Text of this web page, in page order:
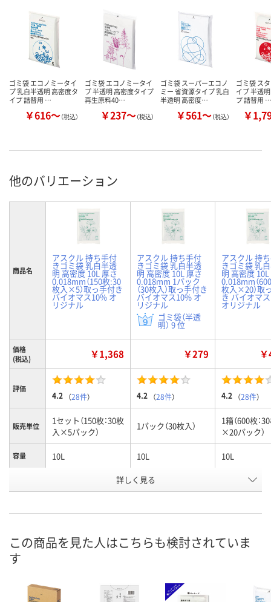
ゴミ袋 エコノミータイ
プ 乳白半透明 高密度タ
イプ 詰替用 …
￥616～（税込）
ゴミ袋 エコノミータイ
プ 半透明 高密度タイプ
再生原料40…
￥237～（税込）
ゴミ袋 スーパーエコノ
ミー 省資源タイプ 乳白
半透明 高密度…
￥561～（税込）
ゴミ袋 ス
イプ 半透
プ 詰替用 …
￥
他のバリエーション
商品名
アスクル 持ち手付
きゴミ袋 乳白半透
明 高密度 10L 厚さ
0.018mm（150枚:30
枚入×5）取っ手付き
バイオマス10% オ
リジナル
アスクル 持ち手付
きゴミ袋 乳白半透
明 高密度 10L 厚さ
0.018mm 1パック
（30枚入）取っ手付き
バイオマス10% オ
リジナル
ゴミ袋（半透
明） 9 位
アスクル 持
きゴミ袋 乳
明 高密度
0.018mm（
枚入×20）取
き バイオマ
オリジナル
価格
(税込)
￥1,368 ￥279
評価
4.2 （28件） 4.2 （28件） 4.2 （28件）
販売単位
1セット（150枚：30枚
入×5パック）
1パック（30枚入）
1箱（600枚：
×20パック）
容量 10L 10L 10L
J295505 J308775
8月8日（土）
カゴへ カゴへ カ
詳しく見る
この商品を見た人はこちらも検討されていま
す